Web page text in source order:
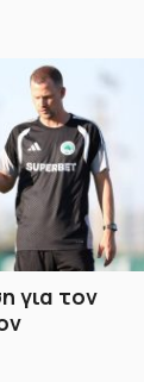
για τον